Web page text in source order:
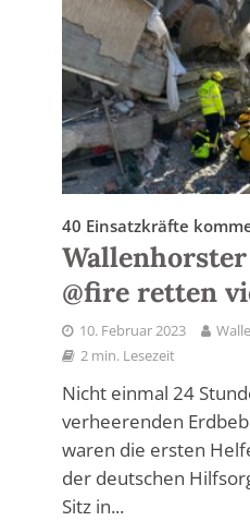
40 Einsatzkräfte
@fire retten
10. Februar 2023
2 min. Lesezeit
Nicht einmal 24
verheerenden
waren die ersten
der deutschen
Sitz in...